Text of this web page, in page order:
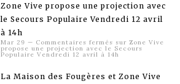
Zone Vive propose une projection avec
le Secours Populaire Vendredi 12 avril
à 14h
Mar 29 — Commentaires fermés sur Zone Vive
propose une projection avec le Secours
Populaire Vendredi 12 avril à 14h
La Maison des Fougères et Zone Vive